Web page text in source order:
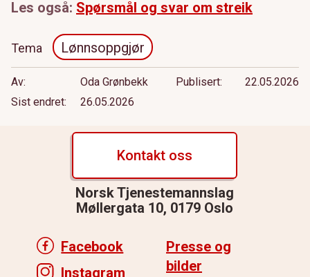
Les også: Spørsmål og svar om streik
Tema Lønnsoppgjør
Av Oda Grønbekk Publisert
22.05.2026
Sist endret
26.05.2026
Kontakt oss
Norsk Tjenestemannslag
Møllergata 10, 0179 Oslo
Facebook
Instagram
Presse og
bilder